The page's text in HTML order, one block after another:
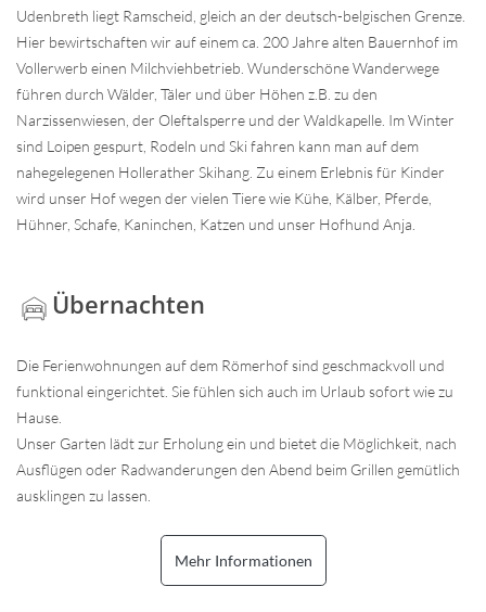
Udenbreth liegt Ramscheid, gleich an der deutsch-belgischen Grenze.
Hier bewirtschaften wir auf einem ca. 200 Jahre alten Bauernhof im
Vollerwerb einen Milchviehbetrieb. Wunderschöne Wanderwege
führen durch Wälder, Täler und über Höhen z.B. zu den
Narzissenwiesen, der Oleftalsperre und der Waldkapelle. Im Winter
sind Loipen gespurt, Rodeln und Ski fahren kann man auf dem
nahegelegenen Hollerather Skihang. Zu einem Erlebnis für Kinder
wird unser Hof wegen der vielen Tiere wie Kühe, Kälber, Pferde,
Hühner, Schafe, Kaninchen, Katzen und unser Hofhund Anja.
Übernachten
Die Ferienwohnungen auf dem Römerhof sind geschmackvoll und
funktional eingerichtet. Sie fühlen sich auch im Urlaub sofort wie zu
Hause.
Unser Garten lädt zur Erholung ein und bietet die Möglichkeit, nach
Ausflügen oder Radwanderungen den Abend beim Grillen gemütlich
ausklingen zu lassen.
Mehr Informationen